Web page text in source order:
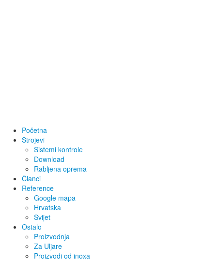
Početna
Strojevi
Sistemi kontrole
Download
Rabljena oprema
Članci
Reference
Google mapa
Hrvatska
Svijet
Ostalo
Proizvodnja
Za Uljare
Proizvodi od inoxa